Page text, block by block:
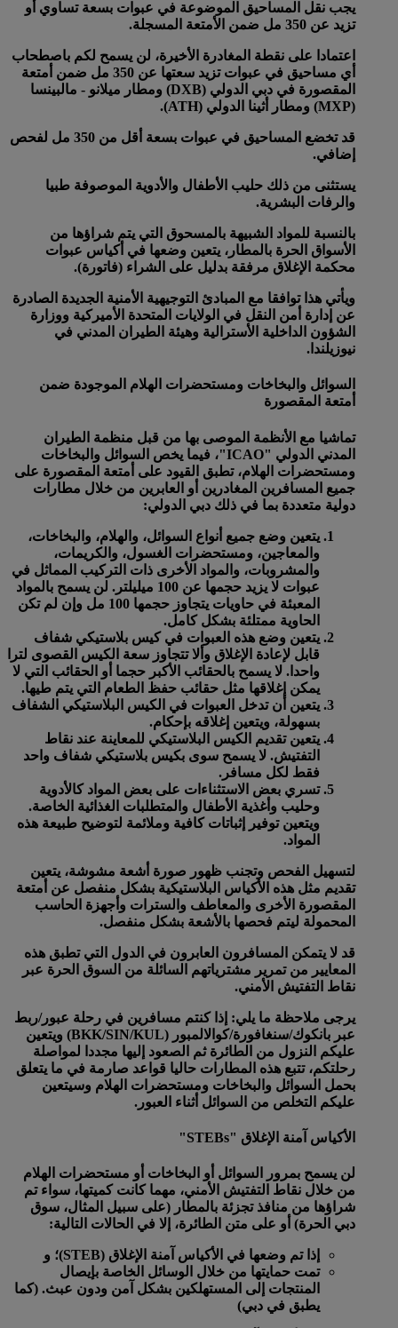
يجب نقل المساحيق الموضوعة في عبوات بسعة تساوي أو
تزيد عن 350 مل ضمن الأمتعة المسجلة.
اعتمادا على نقطة المغادرة الأخيرة، لن يسمح لكم باصطحاب
أي مساحيق في عبوات تزيد سعتها عن 350 مل ضمن أمتعة
المقصورة في دبي الدولي (DXB) ومطار ميلانو - مالبينسا
(MXP) ومطار أثينا الدولي (ATH).
قد تخضع المساحيق في عبوات بسعة أقل من 350 مل لفحص
إضافي.
يستثنى من ذلك حليب الأطفال والأدوية الموصوفة طبيا
والرفات البشرية.
بالنسبة للمواد الشبيهة بالمسحوق التي يتم شراؤها من
الأسواق الحرة بالمطار، يتعين وضعها في أكياس عبوات
محكمة الإغلاق مرفقة بدليل على الشراء (فاتورة).
ويأتي هذا توافقا مع المبادئ التوجيهية الأمنية الجديدة الصادرة
عن إدارة أمن النقل في الولايات المتحدة الأميركية ووزارة
الشؤون الداخلية الأسترالية وهيئة الطيران المدني في
نيوزيلندا.
السوائل والبخاخات ومستحضرات الهلام الموجودة ضمن
أمتعة المقصورة
تماشيا مع الأنظمة الموصى بها من قبل منظمة الطيران
المدني الدولي "ICAO"، فيما يخص السوائل والبخاخات
ومستحضرات الهلام، تطبق القيود على أمتعة المقصورة على
جميع المسافرين المغادرين أو العابرين من خلال مطارات
دولية متعددة بما في ذلك دبي الدولي:
يتعين وضع جميع أنواع السوائل، والهلام، والبخاخات،
والمعاجين، ومستحضرات الغسول، والكريمات،
والمشروبات، والمواد الأخرى ذات التركيب المماثل في
عبوات لا يزيد حجمها عن 100 ميليلتر
. لن يسمح بالمواد
المعبئة في حاويات يتجاوز حجمها 100 مل وإن لم تكن
الحاوية ممتلئة بشكل كامل.
يتعين وضع هذه العبوات في كيس بلاستيكي شفاف
قابل لإعادة الإغلاق وألا تتجاوز سعة الكيس القصوى لترا
واحدا . لا يسمح بالحقائب الأكبر حجما أو الحقائب التي لا
يمكن إغلاقها مثل حقائب حفظ الطعام التي يتم طيها.
يتعين أن تدخل العبوات في الكيس البلاستيكي الشفاف
بسهولة، ويتعين إغلاقه بإحكام.
يتعين تقديم الكيس البلاستيكي للمعاينة عند نقاط
التفتيش. لا يسمح سوى بكيس بلاستيكي شفاف واحد
فقط لكل مسافر.
تسري بعض الاستثناءات على بعض المواد كالأدوية
وحليب وأغذية الأطفال والمتطلبات الغذائية الخاصة.
ويتعين توفير إثباتات كافية وملائمة لتوضيح طبيعة هذه
المواد.
لتسهيل الفحص وتجنب ظهور صورة أشعة مشوشة، يتعين
تقديم مثل هذه الأكياس البلاستيكية بشكل منفصل عن أمتعة
المقصورة الأخرى والمعاطف والسترات وأجهزة الحاسب
المحمولة ليتم فحصها بالأشعة بشكل منفصل.
قد لا يتمكن المسافرون العابرون في الدول التي تطبق هذه
المعايير من تمرير مشترياتهم السائلة من السوق الحرة عبر
نقاط التفتيش الأمني.
يرجى ملاحظة ما يلي: إذا كنتم مسافرين في رحلة عبور/ربط
عبر بانكوك/سنغافورة/كوالالمبور (BKK/SIN/KUL) ويتعين
عليكم النزول من الطائرة ثم الصعود إليها مجددا لمواصلة
رحلتكم، تتبع هذه المطارات حاليا قواعد صارمة في ما يتعلق
بحمل السوائل والبخاخات ومستحضرات الهلام وسيتعين
عليكم التخلص من السوائل أثناء العبور.
الأكياس آمنة الإغلاق "STEBs"
لن يسمح بمرور السوائل أو البخاخات أو مستحضرات الهلام
من خلال نقاط التفتيش الأمني، مهما كانت كميتها، سواء تم
شراؤها من منافذ تجزئة بالمطار (على سبيل المثال، سوق
دبي الحرة) أو على متن الطائرة، إلا في الحالات التالية:
إذا تم وضعها في الأكياس آمنة الإغلاق (STEB)؛ و
تمت حمايتها من خلال الوسائل الخاصة بإيصال
المنتجات إلى المستهلكين بشكل آمن ودون عبث. (كما
يطبق في دبي)